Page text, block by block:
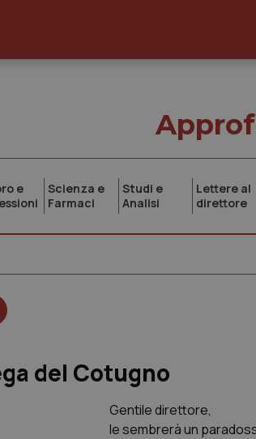
e
Scienza e
Farmaci
Studi e
Analisi
Lettere al
direttore
del Cotugno
Gentile direttore,
le sembrerà un